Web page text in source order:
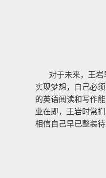
对于未来，王
实现梦想，自己必
的英语阅读和写作
业在即，王岩时常
相信自己早已整装待